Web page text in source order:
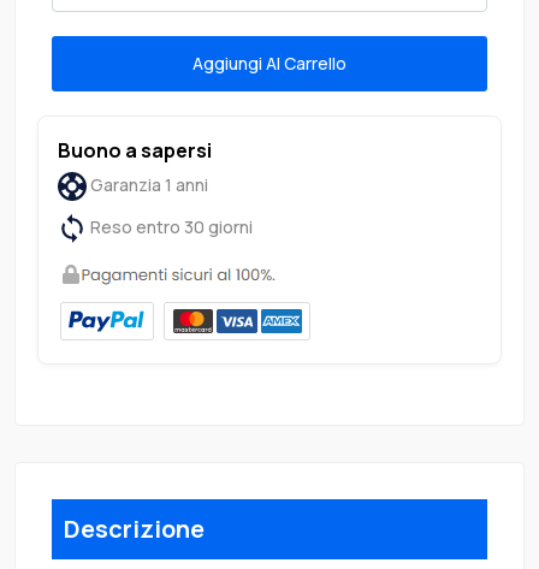
Aggiungi Al Carrello
Buono a sapersi
Garanzia 1 anni
Reso entro 30 giorni
Descrizione